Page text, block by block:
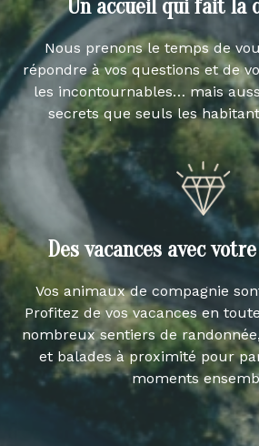
Un accueil qui fait la
Nous prenons le temps de
répondre à vos questions et de
les incontournables… mais
secrets que seuls les
Des vacances avec
Vos animaux de compagnie
Profitez de vos vacances en
nombreux sentiers de
et balades à proximité pour
moments